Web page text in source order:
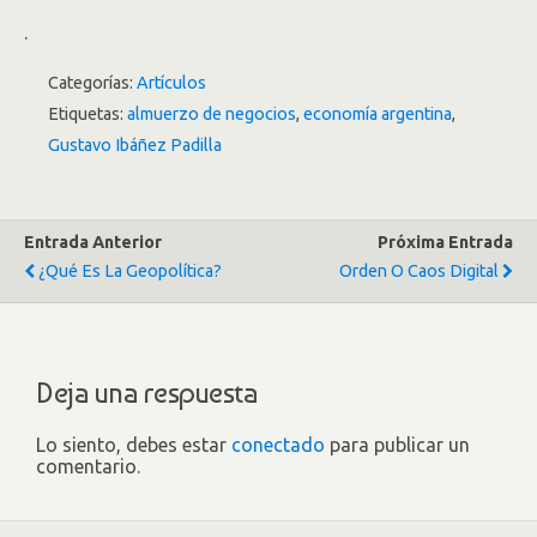
.
Categorías: Artículos
Etiquetas: almuerzo de negocios, economía argentina,
Gustavo Ibáñez Padilla
Entrada Anterior
¿Qué Es La Geopolítica?
Próxima Entrada
Orden O Caos Digital
Deja una respuesta
Lo siento, debes estar conectado para publicar un
comentario.